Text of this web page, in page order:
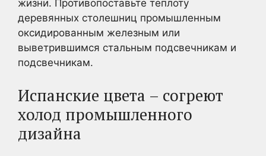
жизни. Противопоставьте теплоту
деревянных столешниц промышленным
оксидированным железным или
выветрившимся стальным подсвечникам и
подсвечникам.
Испанские цвета – согреют
холод промышленного
дизайна